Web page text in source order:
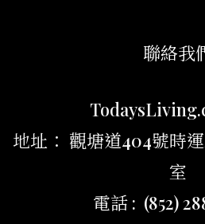
聯絡我
地址： 觀塘道404號時
室
電話 : (852)